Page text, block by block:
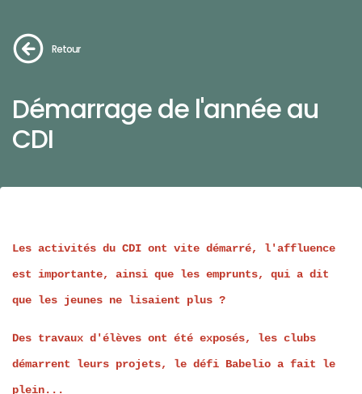
Retour
Démarrage de l'année au
CDI
Les activités du CDI ont vite démarré, l'affluence
est importante, ainsi que les emprunts, qui a dit
que les jeunes ne lisaient plus ?
Des travaux d'élèves ont été exposés, les clubs
démarrent leurs projets, le défi Babelio a fait le
plein...